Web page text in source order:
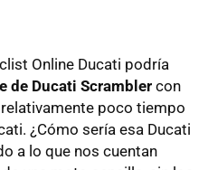
Online Ducati podría
de Ducati Scrambler con
poco tiempo
¿Cómo sería esa Ducati
a lo que nos cuentan